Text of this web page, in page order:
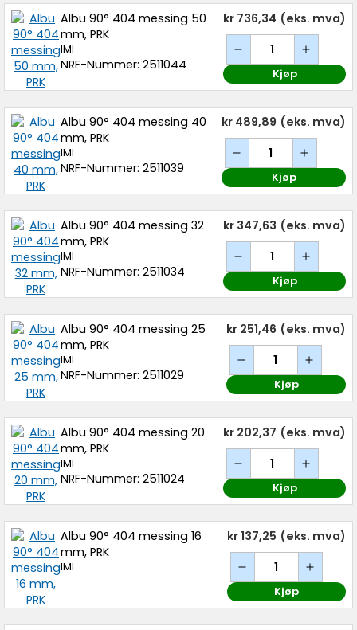
Albu 90° 404 messing 50
mm, PRK
IMI
NRF-Nummer: 2511044
kr 736,34 (eks. mva)
Kjøp
Albu 90° 404 messing 40
mm, PRK
IMI
NRF-Nummer: 2511039
kr 489,89 (eks. mva)
Kjøp
Albu 90° 404 messing 32
mm, PRK
IMI
NRF-Nummer: 2511034
kr 347,63 (eks. mva)
Kjøp
Albu 90° 404 messing 25
mm, PRK
IMI
NRF-Nummer: 2511029
kr 251,46 (eks. mva)
Kjøp
Albu 90° 404 messing 20
mm, PRK
IMI
NRF-Nummer: 2511024
kr 202,37 (eks. mva)
Kjøp
Albu 90° 404 messing 16
mm, PRK
IMI
kr 137,25 (eks. mva)
Kjøp